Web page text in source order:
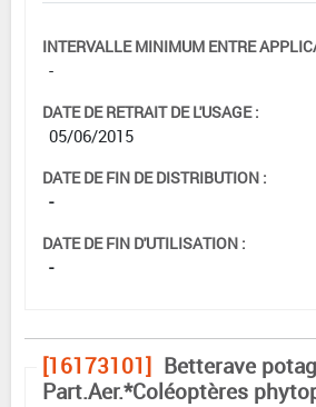
INTERVALLE MINIMUM ENTRE
-
DATE DE RETRAIT DE L'USAGE :
05/06/2015
DATE DE FIN DE DISTRIBUTION :
-
DATE DE FIN D'UTILISATION :
-
[16173101] Betterave
Part.Aer.*Coléoptères